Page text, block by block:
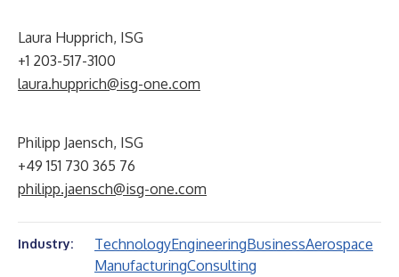
Laura Hupprich, ISG
+1 203-517-3100
laura.hupprich@isg-one.com
Philipp Jaensch, ISG
+49 151 730 365 76
philipp.jaensch@isg-one.com
Industry: TechnologyEngineeringBusinessAerospace
ManufacturingConsulting